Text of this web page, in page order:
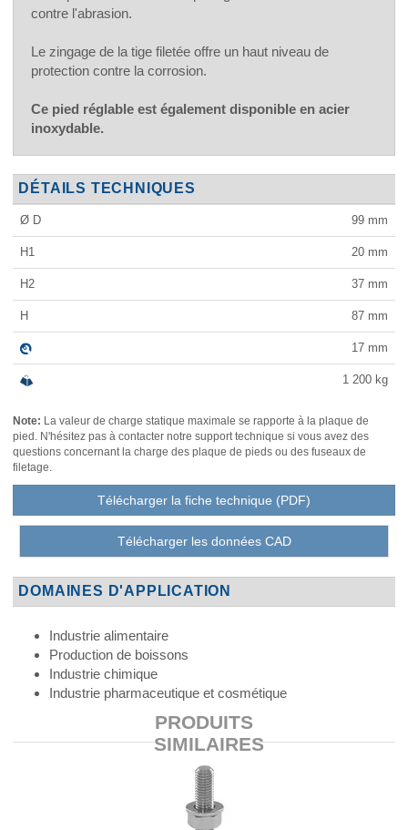
contre l'abrasion.
Le zingage de la tige filetée offre un haut niveau de
protection contre la corrosion.
Ce pied réglable est également disponible en acier
inoxydable.
DÉTAILS TECHNIQUES
Ø D 99 mm
H1 20 mm
H2 37 mm
H 87 mm
17 mm
1 200 kg
Note: La valeur de charge statique maximale se rapporte à la plaque de
pied. N'hésitez pas à contacter notre support technique si vous avez des
questions concernant la charge des plaque de pieds ou des fuseaux de
filetage.
Télécharger la fiche technique (PDF)
Télécharger les données CAD
DOMAINES D'APPLICATION
Industrie alimentaire
Production de boissons
Industrie chimique
Industrie pharmaceutique et cosmétique
PRODUITS
SIMILAIRES